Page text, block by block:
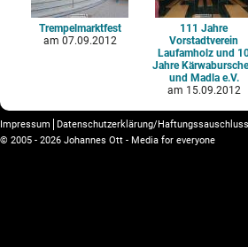
Trempelmarktfest
am 07.09.2012
111 Jahre
Vorstadtverein
Laufamholz und
Jahre
und Madla e.V.
am 15.09.2012
Impressum Datenschutzerklärung/Haftungssauschluss
© 2005 - 2026 Johannes Ott - Media for everyone